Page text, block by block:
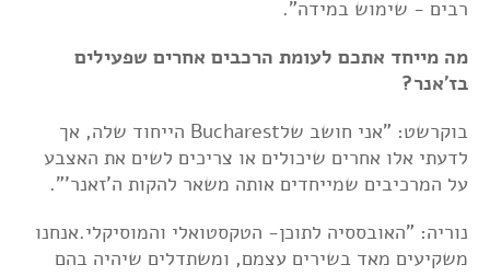
רבים - שימוש במידה".
מה מייחד אתכם לעומת הרכבים אחרים שפעילים
בז'אנר?
בוקרשט:
"אני חושב שלBucharest הייחוד שלה, אך
לדעתי אלו אחרים שיכולים או צריכים לשים את האצבע
על המרכיבים שמייחדים אותה משאר להקות ה'זאנר'".
נוריה: "האובססיה לתוכן- הטקסטואלי והמוסיקלי.אנחנו
משקיעים מאד בשירים עצמם, ומשתדלים שיהיה בהם